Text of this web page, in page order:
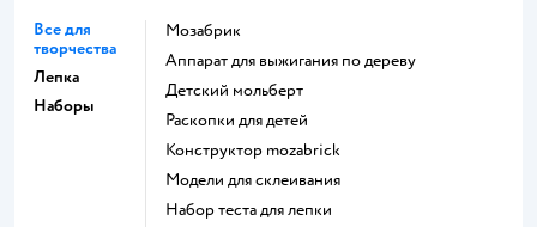
Все для
творчества
Лепка
Наборы
Мозабрик
Аппарат для выжигания по дереву
Детский мольберт
Раскопки для детей
Конструктор mozabrick
Модели для склеивания
Набор теста для лепки